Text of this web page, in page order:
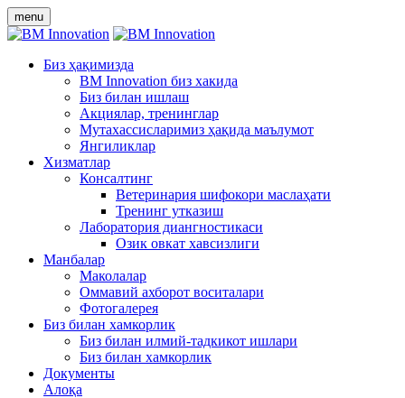
menu
Биз ҳақимизда
BM Innovation биз хакида
Биз билан ишлаш
Акциялар, тренинглар
Мутахассисларимиз ҳақида маълумот
Янгиликлар
Хизматлар
Консалтинг
Ветеринария шифокори маслаҳати
Тренинг утказиш
Лаборатория диангностикаси
Озик овкат хавсизлиги
Манбалар
Маколалар
Оммавий ахборот воситалари
Фотогалерея
Биз билан хамкорлик
Биз билан илмий-тадкикот ишлари
Биз билан хамкорлик
Документы
Алоқа